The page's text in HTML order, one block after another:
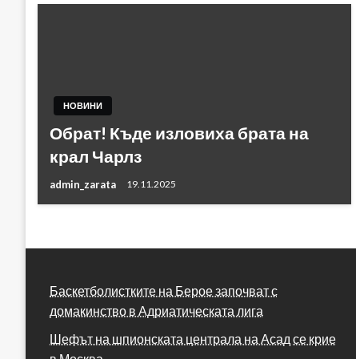
НОВИНИ
Обрат! Къде изловиха брата на
крал Чарлз
admin_zarata 19.11.2025
Баскетболистките на Берое започват с
домакинство в Адриатическата лига
Шефът на шпионската централа на Асад се крие